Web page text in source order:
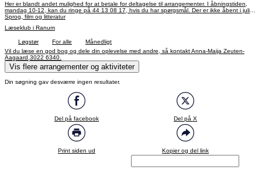
Her er blandt andet mulighed for at betale for deltagelse til arrangementer. I åbningstiden,
mandag 10-12, kan du ringe på 44 13 08 17, hvis du har spørgsmål. Der er ikke åbent i juli
og december.
Sprog, film og litteratur
Læseklub i Ranum
Løgstør For alle
Månedligt
Vil du læse en god bog og dele din oplevelse med andre, så kontakt Anna-Maija Zeuten-
Aagaard,3022 6340.
Vis flere arrangementer og aktiviteter
Din søgning gav desværre ingen resultater.
Del på facebook Del på X
Print siden ud Kopier og del link